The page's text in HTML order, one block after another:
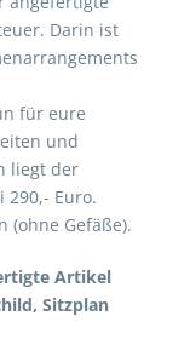
Darin ist
für eure
und
liegt der
Euro.
Gefäße).
Artikel
Sitzplan